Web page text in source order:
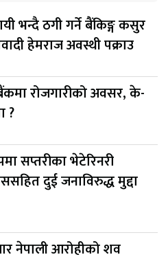
भन्दै ठगी गर्ने बैंकिङ्ग कसुर
हेमराज अवस्थी पक्राउ
रोजगारीको अवसर, के-
?
सप्तरीका भेटेरिनरी
दुई जनाविरुद्ध मुद्दा
नेपाली आरोहीको शव